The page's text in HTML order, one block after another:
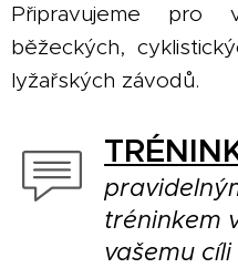
Připravujeme pro
běžeckých,
lyžařských závodů.
tréninkem
vašemu cíli